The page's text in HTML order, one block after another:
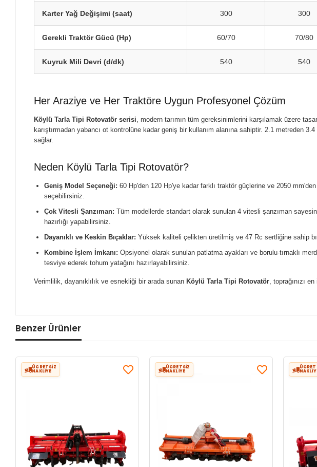
Karter Yağ Değişimi (saat) 300 300
Gerekli Traktör Gücü (Hp) 60/70 70/80
Kuyruk Mili Devri (d/dk) 540 540
Her Araziye ve Her Traktöre Uygun Profesyonel Çözüm
Köylü Tarla Tipi Rotovatör serisi, modern tarımın tüm gereksinimlerini karşılamak üzere
karıştırmadan yabancı ot kontrolüne kadar geniş bir kullanım alanına sahiptir. 2.1 metreden
sağlar.
Neden Köylü Tarla Tipi Rotovatör?
Geniş Model Seçeneği: 60 Hp'den 120 Hp'ye kadar farklı traktör güçlerine ve 2050
seçebilirsiniz.
Çok Vitesli Şanzıman: Tüm modellerde standart olarak sunulan 4 vitesli şanzıman
hazırlığı yapabilirsiniz.
Dayanıklı ve Keskin Bıçaklar: Yüksek kaliteli çelikten üretilmiş ve 47 Rc sertliğine sahip
Kombine İşlem İmkanı: Opsiyonel olarak sunulan patlatma ayakları ve borulu-tırnaklı
tesviye ederek tohum yatağını hazırlayabilirsiniz.
Verimlilik, dayanıklılık ve esnekliği bir arada sunan Köylü Tarla Tipi Rotovatör, toprağınızı
Benzer Ürünler
ÜCRETSİZ
NAKLİYE
ÜCRETSİZ
NAKLİYE